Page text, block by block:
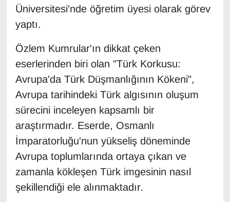
Üniversitesi'nde öğretim üyesi olarak görev
yaptı.
Özlem Kumrular'ın dikkat çeken
eserlerinden biri olan "Türk Korkusu:
Avrupa'da Türk Düşmanlığının Kökeni",
Avrupa tarihindeki Türk algısının oluşum
sürecini inceleyen kapsamlı bir
araştırmadır. Eserde, Osmanlı
İmparatorluğu'nun yükseliş döneminde
Avrupa toplumlarında ortaya çıkan ve
zamanla kökleşen Türk imgesinin nasıl
şekillendiği ele alınmaktadır.
ONE EKONOMİ
Resmi İlanlar
RÖPORTAJ
Seri İlan
Sinema - TV
SİYASET